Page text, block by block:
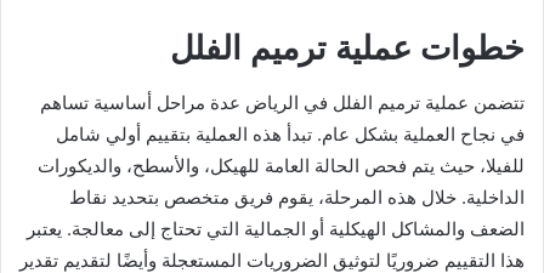
خطوات عملية ترميم الفلل
تتضمن عملية ترميم الفلل في الرياض عدة مراحل أساسية تساهم
في نجاح العملية بشكل عام. تبدأ هذه العملية بتقييم أولي شامل
للفيلا، حيث يتم فحص الحالة العامة للهيكل، والأسطح، والديكورات
الداخلية. خلال هذه المرحلة، يقوم فريق متخصص بتحديد نقاط
الضعف والمشاكل الهيكلية أو الجمالية التي تحتاج إلى معالجة. يعتبر
هذا التقييم ضروريًا لتوثيق الضروريات المستعجلة وأيضًا لتقديم تقدير